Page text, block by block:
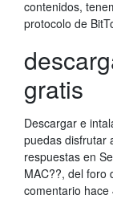
contenidos,
protocolo de
gratis
Descargar e
puedas disfrutar
respuestas en
MAC??, del foro
comentario hace